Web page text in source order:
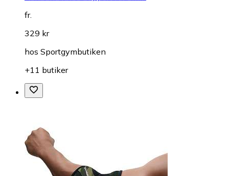
fr.
329 kr
hos Sportgymbutiken
+11 butiker